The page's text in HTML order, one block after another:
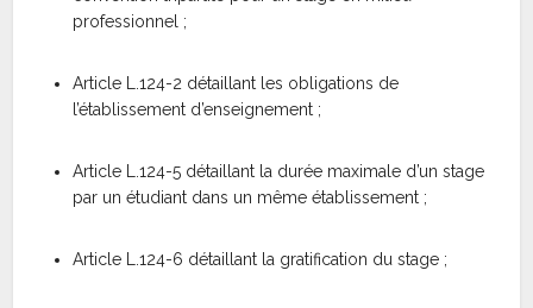
professionnel ;
Article L.124-2 détaillant les obligations de
l’établissement d’enseignement ;
Article L.124-5 détaillant la durée maximale d’un stage
par un étudiant dans un même établissement ;
Article L.124-6 détaillant la gratification du stage ;